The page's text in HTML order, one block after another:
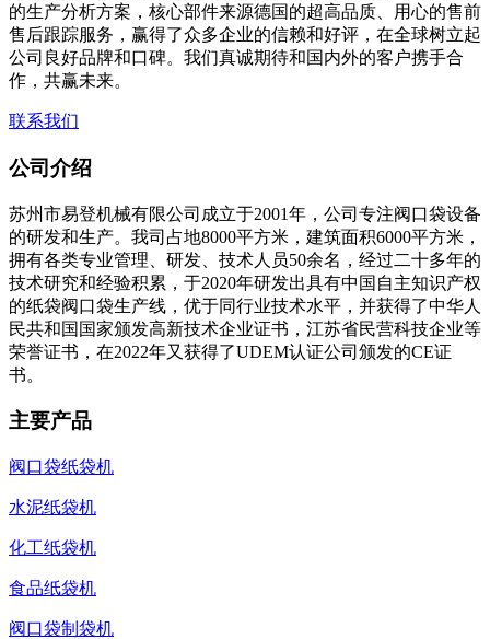
的生产分析方案，核心部件来源德国的超高品质、用心的售前
售后跟踪服务，赢得了众多企业的信赖和好评，在全球树立起
公司良好品牌和口碑。我们真诚期待和国内外的客户携手合
作，共赢未来。
联系我们
公司介绍
苏州市易登机械有限公司成立于2001年，公司专注阀口袋设备
的研发和生产。我司占地8000平方米，建筑面积6000平方米，
拥有各类专业管理、研发、技术人员50余名，经过二十多年的
技术研究和经验积累，于2020年研发出具有中国自主知识产权
的纸袋阀口袋生产线，优于同行业技术水平，并获得了中华人
民共和国国家颁发高新技术企业证书，江苏省民营科技企业等
荣誉证书，在2022年又获得了UDEM认证公司颁发的CE证
书。
主要产品
阀口袋纸袋机
水泥纸袋机
化工纸袋机
食品纸袋机
阀口袋制袋机